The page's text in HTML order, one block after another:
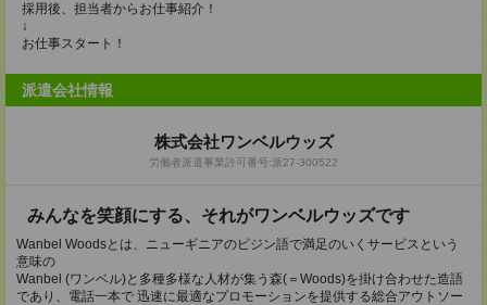
採用後、担当者からお仕事紹介！
↓
お仕事スタート！
派遣会社情報
株式会社ワンベルウッズ
労働者派遣事業許可番号:派27-300522
みんなを笑顔にする、それがワンベルウッズです
Wanbel Woodsとは、ニューギニアのピジン語で満足のいくサービスという
意味の
Wanbel (ワンベル)と多種多様な人材が集う森(＝Woods)を掛け合わせた造語
であり、電話一本で 迅速に最適なプロモーションを提供する総合アウトソー